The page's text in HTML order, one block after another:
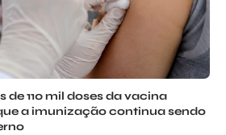
110 mil doses da vacina
a imunização continua sendo